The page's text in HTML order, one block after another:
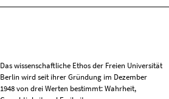
Das wissenschaftliche Ethos der Freien Universität
Berlin wird seit ihrer Gründung im Dezember
1948 von drei Werten bestimmt: Wahrheit,